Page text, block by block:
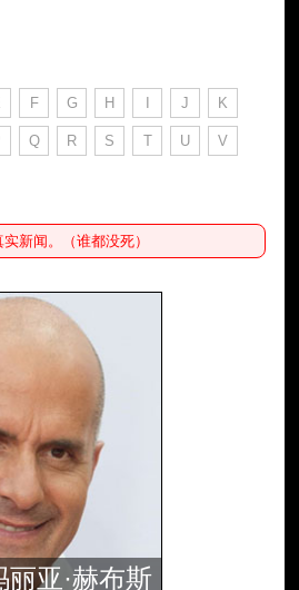
F G H I J K
Q R S T U V
新闻。（谁都没死）
丽亚·赫布斯